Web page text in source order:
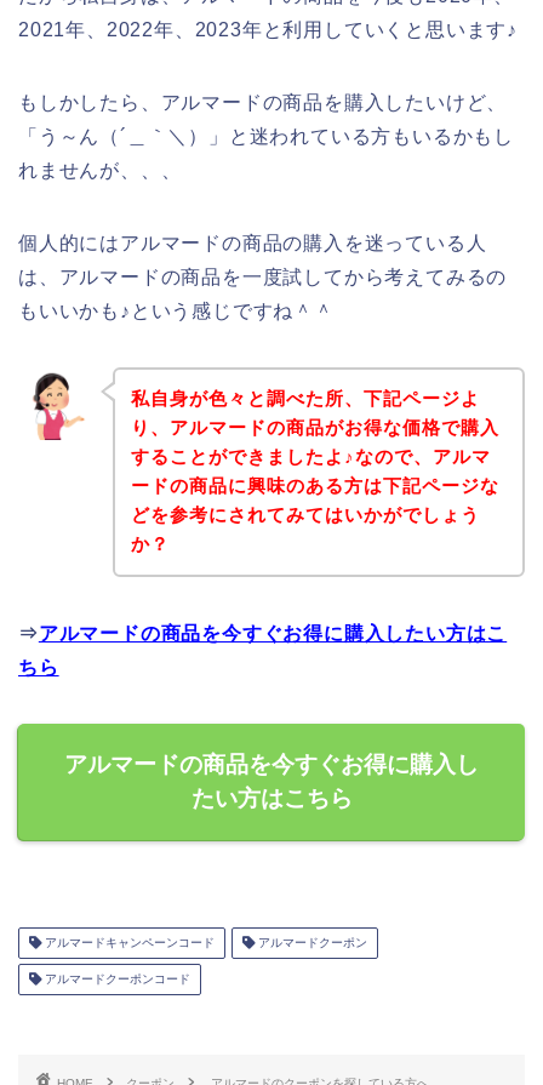
2021年、2022年、2023年と利用していくと思います♪
もしかしたら、アルマードの商品を購入したいけど、
「う～ん（´＿｀＼）」と迷われている方もいるかもし
れませんが、、、
個人的にはアルマードの商品の購入を迷っている人
は、アルマードの商品を一度試してから考えてみるの
もいいかも♪という感じですね＾＾
私自身が色々と調べた所、下記ページよ
り、アルマードの商品がお得な価格で購入
することができましたよ♪なので、アルマ
ードの商品に興味のある方は下記ページな
どを参考にされてみてはいかがでしょう
か？
⇒アルマードの商品を今すぐお得に購入したい方はこ
ちら
アルマードの商品を今すぐお得に購入し
たい方はこちら
アルマードキャンペーンコード アルマードクーポン
アルマードクーポンコード